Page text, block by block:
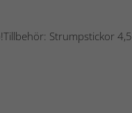
Strumpstickor 4,5